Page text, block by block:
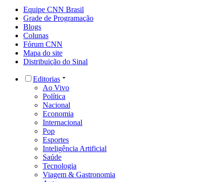
Equipe CNN Brasil
Grade de Programação
Blogs
Colunas
Fórum CNN
Mapa do site
Distribuição do Sinal
Editorias
Ao Vivo
Política
Nacional
Economia
Internacional
Pop
Esportes
Inteligência Artificial
Saúde
Tecnologia
Viagem & Gastronomia